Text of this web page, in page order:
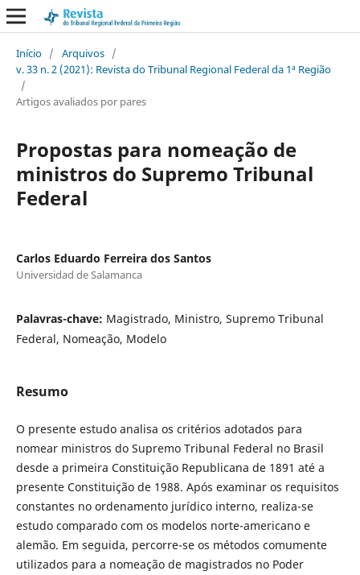
Início / Arquivos /
v. 33 n. 2 (2021): Revista do Tribunal Regional Federal da 1ª Região
/
Artigos avaliados por pares
Propostas para nomeação de
ministros do Supremo Tribunal
Federal
Carlos Eduardo Ferreira dos Santos
Universidad de Salamanca
Palavras-chave: Magistrado, Ministro, Supremo Tribunal
Federal, Nomeação, Modelo
Resumo
O presente estudo analisa os critérios adotados para
nomear ministros do Supremo Tribunal Federal no Brasil
desde a primeira Constituição Republicana de 1891 até a
presente Constituição de 1988. Após examinar os requisitos
constantes no ordenamento jurídico interno, realiza-se
estudo comparado com os modelos norte-americano e
alemão. Em seguida, percorre-se os métodos comumente
utilizados para a nomeação de magistrados no Poder